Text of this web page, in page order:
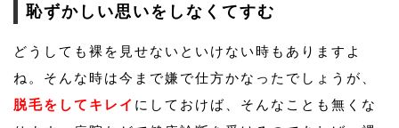
恥ずかしい思いをしなくてすむ
どうしても裸を見せないといけない時もありますよ
ね。そんな時は今まで嫌で仕方かなったでしょうが、
脱毛をしてキレイ にしておけば、そんなことも無くな